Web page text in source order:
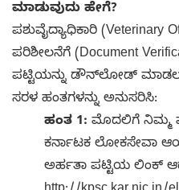
ಮಾಡುವುದು ಹೇಗೆ?
ಪಶುವೈದ್ಯಾಧಿಕಾರಿ (Veterinary
ಪರಿಶೀಲನೆಗೆ (Document
ಪಟ್ಟಿಯನ್ನು ಡೌನ್‌ಲೋಡ್
ಸರಳ ಹಂತಗಳನ್ನು ಅನುಸರಿಸಿ:
ಹಂತ 1: ಮೊದಲಿಗೆ ನಿಮ್ಮ
ಕರ್ನಾಟಕ ಲೋಕಸೇವಾ
ಅರ್ಹತಾ ಪಟ್ಟಿಯ ಲಿಂಕ್